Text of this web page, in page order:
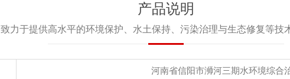
产品说明
致力于提供高水平的环境保护、水土保持、污染治理与生态修复等技
河南省信阳市浉河三期水环境综合